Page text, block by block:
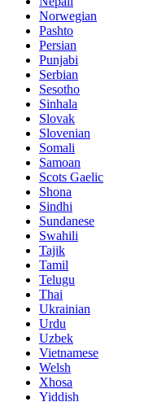
Norwegian
Pashto
Persian
Punjabi
Serbian
Sesotho
Sinhala
Slovak
Slovenian
Somali
Samoan
Scots Gaelic
Shona
Sindhi
Sundanese
Swahili
Tajik
Tamil
Telugu
Thai
Ukrainian
Urdu
Uzbek
Vietnamese
Welsh
Xhosa
Yiddish